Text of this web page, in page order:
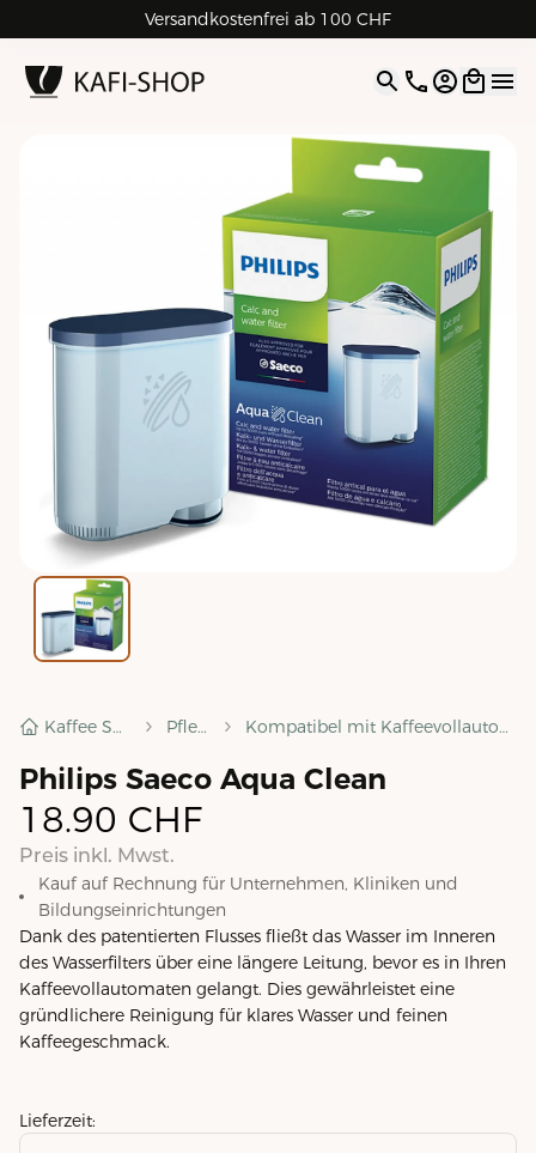
Versandkostenfrei ab 100 CHF
4.9| 5.0 Google
Open
Kaffee Shop Pflege Kompatibel mit Kaffeevollautomaten
Philips Saeco Aqua Clean
18.90 CHF
Preis inkl. Mwst.
Kauf auf Rechnung für Unternehmen, Kliniken und
Bildungseinrichtungen
Dank des patentierten Flusses fließt das Wasser im Inneren
des Wasserfilters über eine längere Leitung, bevor es in Ihren
Kaffeevollautomaten gelangt. Dies gewährleistet eine
gründlichere Reinigung für klares Wasser und feinen
Kaffeegeschmack.
Lieferzeit: